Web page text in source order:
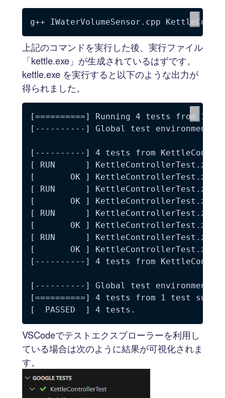
g++ IWaterVolumeSensor.cpp
上記のコマンドを実行した後、実行ファイル
「kettle.exe」が生成されているはずです。
kettle.exe を実行すると以下のような出力が
得られました。
[==========] Running 4 tests from 1
[----------] Global test environment
[----------] 4 tests from
[ RUN      ] KettleControllerTest.水位9：
[       OK ] KettleControllerTest.水位9：
[ RUN      ] KettleControllerTest.水位10
[       OK ] KettleControllerTest.水位10
[ RUN      ] KettleControllerTest.水位100
[       OK ] KettleControllerTest.水位100
[ RUN      ] KettleControllerTest.水位101
[       OK ] KettleControllerTest.水位101
[----------] 4 tests from
[----------] Global test environment
[==========] 4 tests from 1 test
VSCodeでテストエクスプローラーを利用し
ている場合は次のように結果が可視化されま
す。